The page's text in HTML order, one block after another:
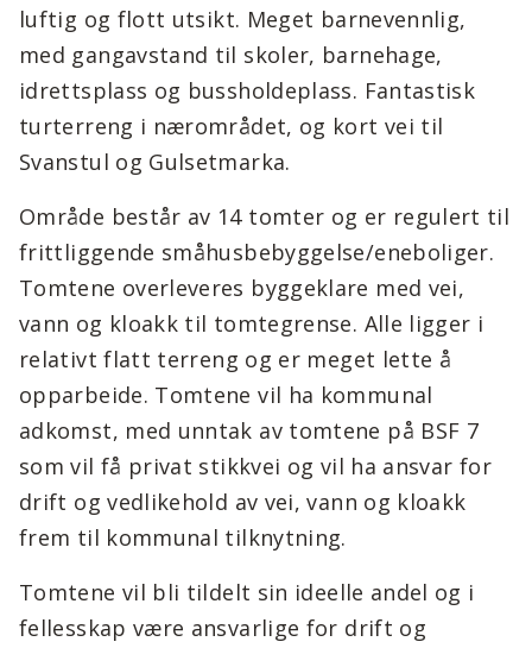
luftig og flott utsikt. Meget barnevennlig,
med gangavstand til skoler, barnehage,
idrettsplass og bussholdeplass. Fantastisk
turterreng i nærområdet, og kort vei til
Svanstul og Gulsetmarka.
Område består av 14 tomter og er regulert til
frittliggende småhusbebyggelse/eneboliger.
Tomtene overleveres byggeklare med vei,
vann og kloakk til tomtegrense. Alle ligger i
relativt flatt terreng og er meget lette å
opparbeide. Tomtene vil ha kommunal
adkomst, med unntak av tomtene på BSF 7
som vil få privat stikkvei og vil ha ansvar for
drift og vedlikehold av vei, vann og kloakk
frem til kommunal tilknytning.
Tomtene vil bli tildelt sin ideelle andel og i
fellesskap være ansvarlige for drift og